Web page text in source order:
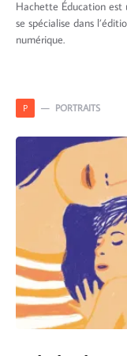
Hachette Éducation est
se spécialise dans
numérique.
P PORTRAITS